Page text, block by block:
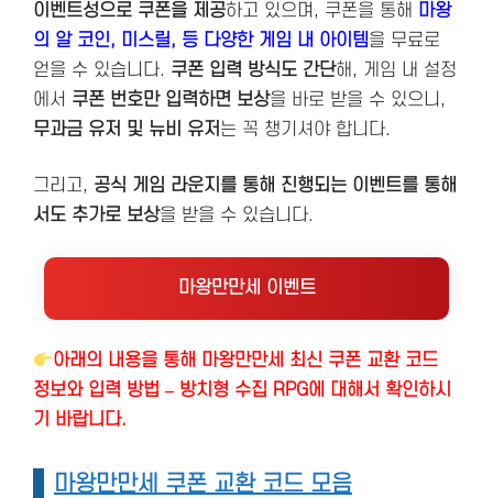
이벤트성으로 쿠폰을 제공하고 있으며, 쿠폰을 통해 마왕
의 알 코인, 미스릴, 등 다양한 게임 내 아이템을 무료로
얻을 수 있습니다. 쿠폰 입력 방식도 간단해, 게임 내 설정
에서 쿠폰 번호만 입력하면 보상을 바로 받을 수 있으니,
무과금 유저 및 뉴비 유저는 꼭 챙기셔야 합니다.
그리고, 공식 게임 라운지를 통해 진행되는 이벤트를 통해
서도 추가로 보상을 받을 수 있습니다.
마왕만만세 이벤트
아래의 내용을 통해 마왕만만세 최신 쿠폰 교환 코드
정보와 입력 방법 – 방치형 수집 RPG에 대해서 확인하시
기 바랍니다.
마왕만만세 쿠폰 교환 코드 모음